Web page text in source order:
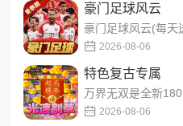
豪门足球风云
2026-08-06
特色复古专属
2026-08-06